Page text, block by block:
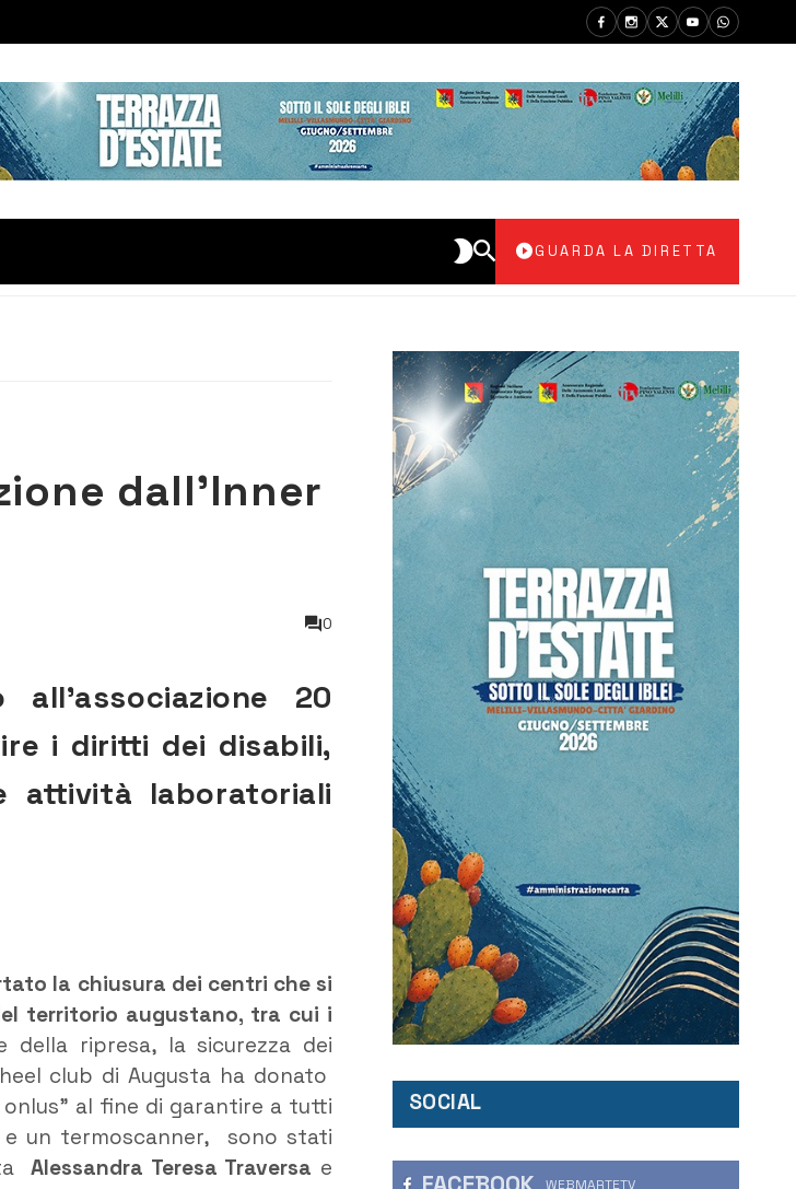
GUARDA LA DIRETTA
dall’Inner
0
20
i diritti dei disabili,
attività laboratoriali
la chiusura dei centri che si
territorio augustano, tra cui i
della ripresa, la sicurezza dei
club di Augusta ha donato
onlus” al fine di garantire a tutti
e un termoscanner, sono stati
Alessandra Teresa Traversa e
SOCIAL
WEBMARTETV